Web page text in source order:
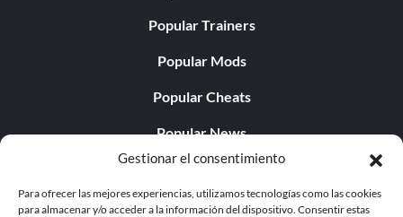
Gestionar el consentimiento
Para ofrecer las mejores experiencias, utilizamos tecnologías como las cookies
para almacenar y/o acceder a la información del dispositivo. Consentir estas
Popular Trainers
Popular Mods
Popular Cheats
Popular News
Popular Editorials
Popular Free Games